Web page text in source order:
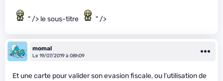
" /> le sous-titre " />
momal
Le 19/07/2019 à 08h09
Et une carte pour valider son evasion fiscale, ou l’utilisation de